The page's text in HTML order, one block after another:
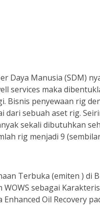
Daya Manusia (SDM)
services maka
Bisnis penyewaan rig
dari sebuah aset rig.
sekali dibutuhkan
rig menjadi 9
Terbuka (emiten ) di
WOWS sebagai
Enhanced Oil Recovery